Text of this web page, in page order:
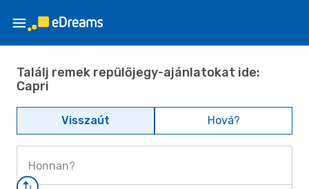
Találj remek repülőjegy-ajánlatokat ide:
Capri
Visszaút Hová?
Honnan?